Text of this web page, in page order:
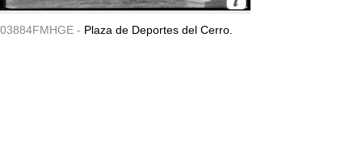
03884FMHGE - Plaza de Deportes del Cerro.